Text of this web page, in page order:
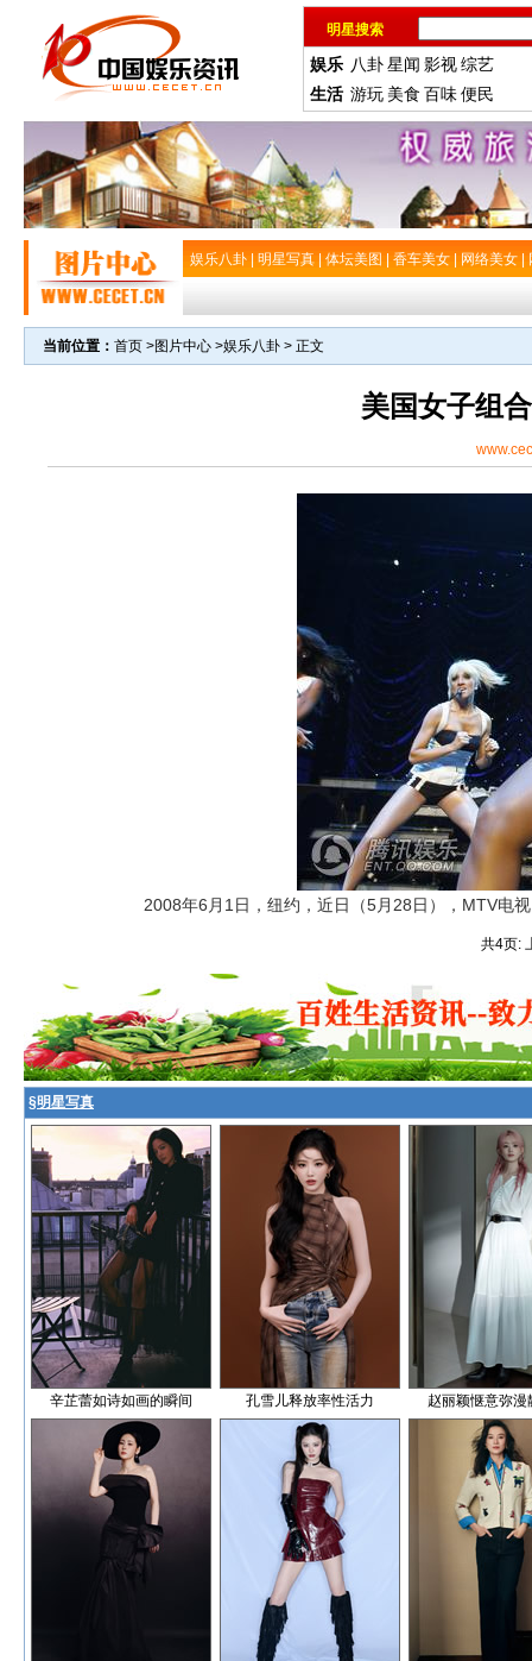
明星搜索
娱乐 八卦星闻 影视综艺
生活 游玩 美食 百味便民
娱乐八卦 明星写真 体坛美图 香车美女 网络美女
当前位置： 首页 >图片中心 >娱乐八卦 > 正文
美国女子组
2008年6月1日，纽约，近日（5月28日），MTV电
共4页:
§明星写真
辛芷蕾如诗如画的瞬间 孔雪儿释放率性活力 赵丽颖惬意弥漫